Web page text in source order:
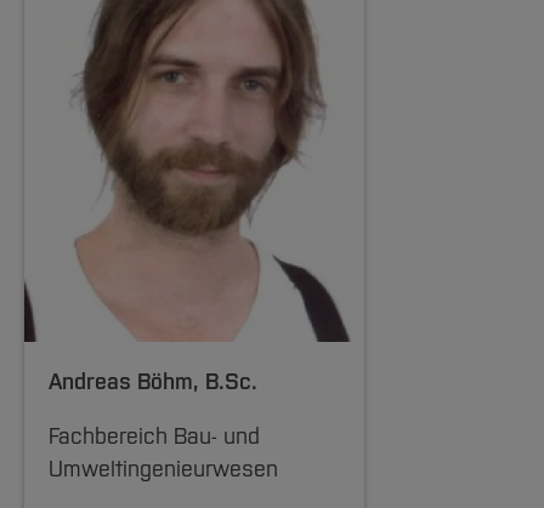
Andreas Böhm, B.Sc.
Fachbereich Bau- und
Umweltingenieurwesen